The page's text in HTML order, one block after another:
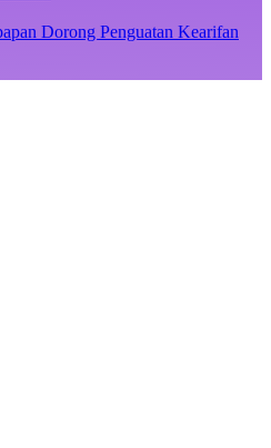
Dorong Penguatan Kearifan